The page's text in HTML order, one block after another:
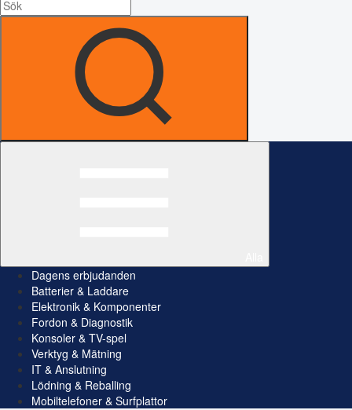
Dagens erbjudanden
Batterier & Laddare
Elektronik & Komponenter
Fordon & Diagnostik
Konsoler & TV-spel
Verktyg & Mätning
IT & Anslutning
Lödning & Reballing
Mobiltelefoner & Surfplattor